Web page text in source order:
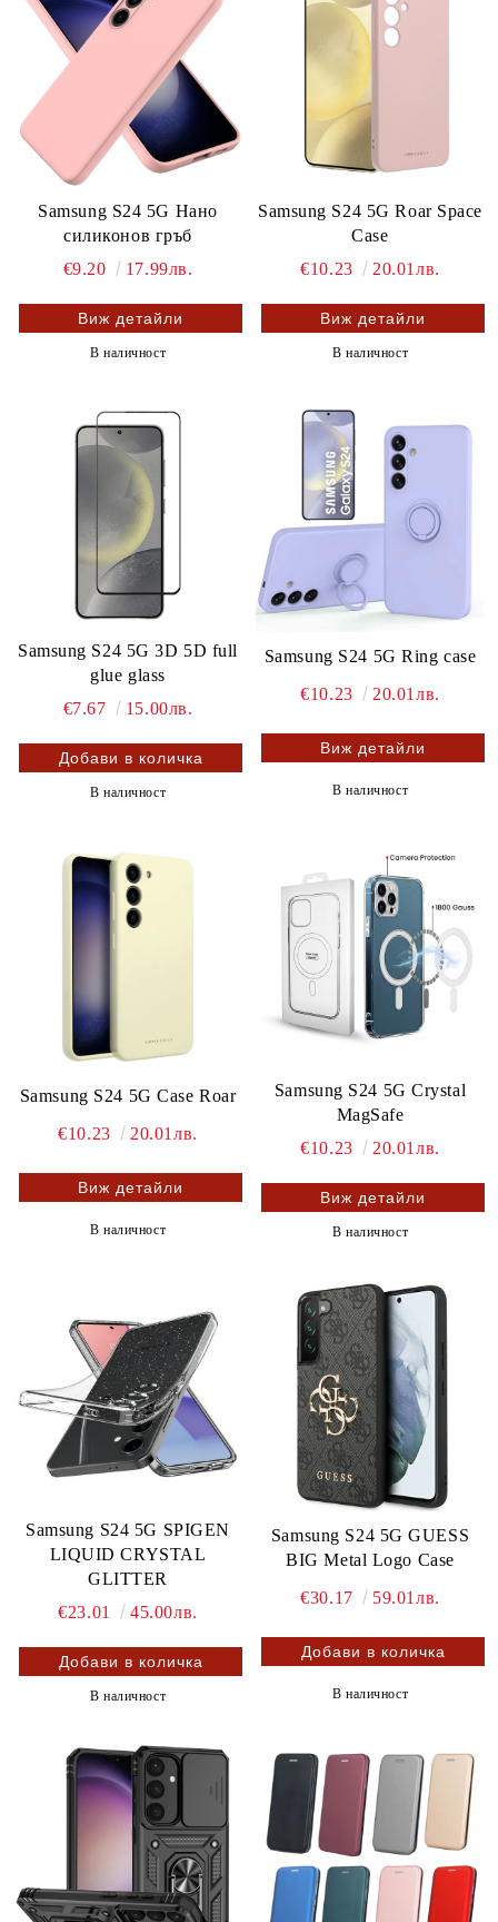
Samsung S24 5G Нано
силиконов гръб
€9.20
17.99лв.
Виж детайли
В наличност
Samsung S24 5G Roar Space
Case
€10.23
20.01лв.
Виж детайли
В наличност
Samsung S24 5G 3D 5D full
glue glass
€7.67
15.00лв.
В наличност
Samsung S24 5G Ring case
€10.23 20.01лв.
Виж детайли
В наличност
Samsung S24 5G Case Roar
€10.23 20.01лв.
Виж детайли
В наличност
Samsung S24 5G Crystal
MagSafe
€10.23
20.01лв.
Виж детайли
В наличност
Samsung S24 5G SPIGEN
LIQUID CRYSTAL
GLITTER
€23.01
45.00лв.
В наличност
Samsung S24 5G GUESS
BIG Metal Logo Case
€30.17 59.01лв.
В наличност